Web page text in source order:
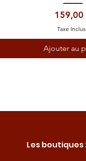
Prix
159,00
Taxe
Ajouter au
Les boutiques